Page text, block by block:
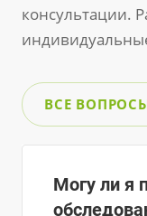
консультации.
ВСЕ
Могу ли я